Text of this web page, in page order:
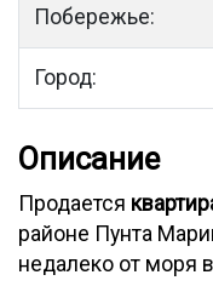
Побережье:
Город:
Описание
Продается
районе Пунта
недалеко от моря